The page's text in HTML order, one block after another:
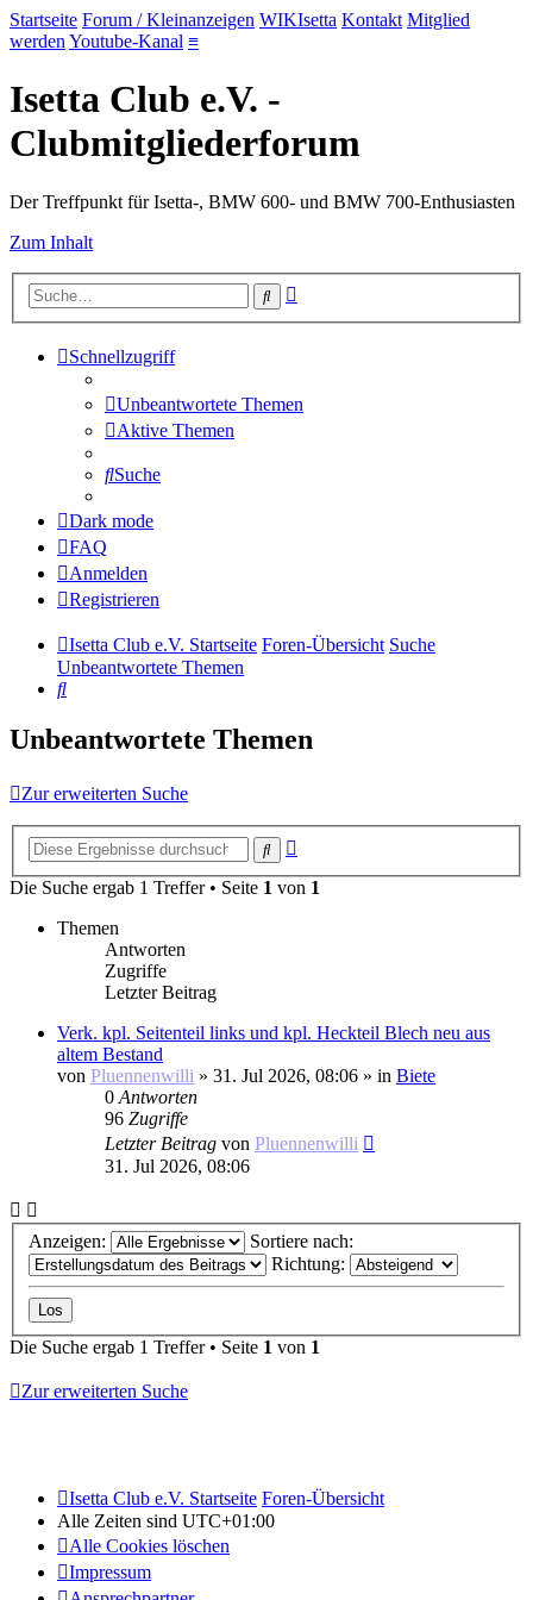
Startseite Forum / Kleinanzeigen WIKIsetta Kontakt Mitglied
werden Youtube-Kanal ≡
Isetta Club e.V. -
Clubmitgliederforum
Der Treffpunkt für Isetta-, BMW 600- und BMW 700-Enthusiasten
Zum Inhalt
Suche
Schnellzugriff
Unbeantwortete Themen
Aktive Themen
Suche
Dark mode
FAQ
Anmelden
Registrieren
Isetta Club e.V. Startseite Foren-Übersicht Suche
Unbeantwortete Themen
Suche
Unbeantwortete Themen
Zur erweiterten Suche
Suche
Die Suche ergab 1 Treffer • Seite 1 von 1
Themen
Antworten
Zugriffe
Letzter Beitrag
Verk. kpl. Seitenteil links und kpl. Heckteil Blech neu aus
altem Bestand
von Pluennenwilli » 31. Jul 2026, 08:06 » in Biete
0 Antworten
96 Zugriffe
Letzter Beitrag von Pluennenwilli
31. Jul 2026, 08:06
Anzeigen:
Sortiere nach:
Richtung:
Die Suche ergab 1 Treffer • Seite 1 von 1
Zur erweiterten Suche
Isetta Club e.V. Startseite Foren-Übersicht
Alle Zeiten sind UTC+01:00
Alle Cookies löschen
Impressum